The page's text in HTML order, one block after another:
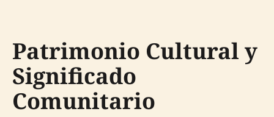
Patrimonio Cultural y
Significado
Comunitario